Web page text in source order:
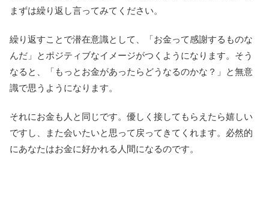
まずは繰り返し言ってみてください。
繰り返すことで潜在意識として、「お金って感謝するものな
んだ」とポジティブなイメージがつくようになります。そう
なると、「もっとお金があったらどうなるのかな？」と無意
識で思うようになります。
それにお金も人と同じです。優しく接してもらえたら嬉しい
ですし、また会いたいと思って戻ってきてくれます。必然的
にあなたはお金に好かれる人間になるのです。